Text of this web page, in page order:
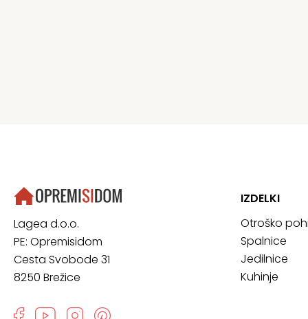
Lagea d.o.o.
PE: Opremisidom
Cesta Svobode 31
8250 Brežice
IZDELKI
Otroško
Spalnice
Jedilnice
Kuhinje